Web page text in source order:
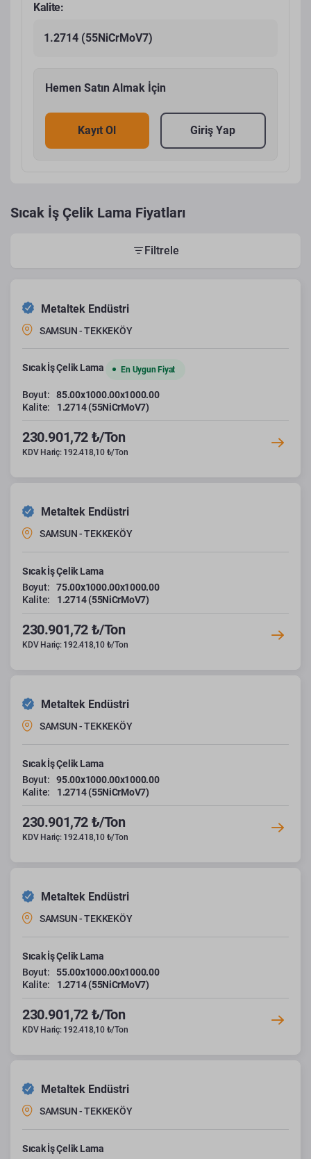
Kalite:
1.2714 (55NiCrMoV7)
Hemen Satın Almak İçin
Kayıt Ol Giriş Yap
Sıcak İş Çelik Lama Fiyatları
Filtrele
Metaltek Endüstri
SAMSUN - TEKKEKÖY
Sıcak İş Çelik Lama En Uygun Fiyat
Boyut:
85.00x1000.00x1000.00
Kalite:
1.2714 (55NiCrMoV7)
230.901,72 ₺/Ton
KDV Hariç: 192.418,10 ₺/Ton
Metaltek Endüstri
SAMSUN - TEKKEKÖY
Sıcak İş Çelik Lama
Boyut:
75.00x1000.00x1000.00
Kalite:
1.2714 (55NiCrMoV7)
230.901,72 ₺/Ton
KDV Hariç: 192.418,10 ₺/Ton
Metaltek Endüstri
SAMSUN - TEKKEKÖY
Sıcak İş Çelik Lama
Boyut:
95.00x1000.00x1000.00
Kalite:
1.2714 (55NiCrMoV7)
230.901,72 ₺/Ton
KDV Hariç: 192.418,10 ₺/Ton
Metaltek Endüstri
SAMSUN - TEKKEKÖY
Sıcak İş Çelik Lama
Boyut:
55.00x1000.00x1000.00
Kalite:
1.2714 (55NiCrMoV7)
230.901,72 ₺/Ton
KDV Hariç: 192.418,10 ₺/Ton
Metaltek Endüstri
SAMSUN - TEKKEKÖY
Sıcak İş Çelik Lama